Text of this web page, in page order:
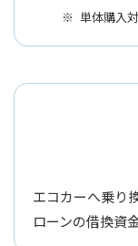
単体購入
エコカーへ乗り
ローンの借換資